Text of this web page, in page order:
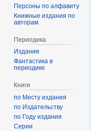
Персоны по алфавиту
Книжные издания по
авторам
Периодика
Издания
Фантастика в
периодике
Книги
по Месту издания
по Издательству
по Году издания
Серии